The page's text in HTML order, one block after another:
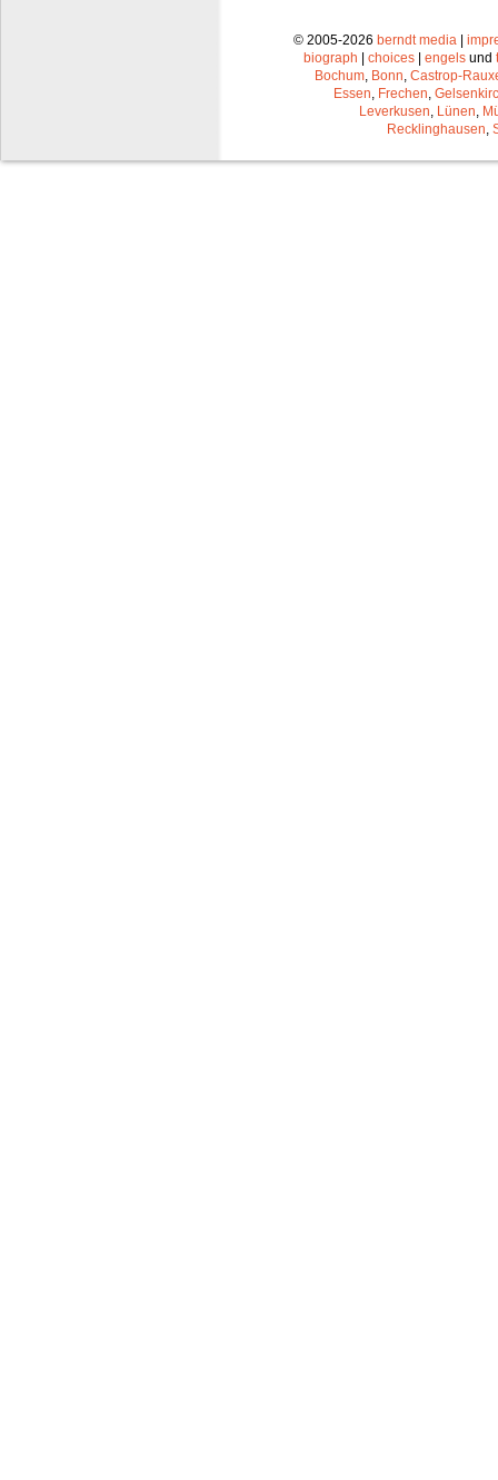
© 2005-2026 berndt media |
biograph | choices | engels und
Bochum Bonn Castrop-
Essen Frechen
Leverkusen Lünen
Recklinghausen